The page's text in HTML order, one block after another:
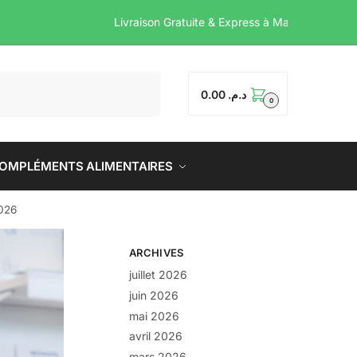
Livraison Gratuite & Express
د.م. 0.00 0
ALIMENTAIRES
ARCHIVES
juillet 2026
juin 2026
mai 2026
avril 2026